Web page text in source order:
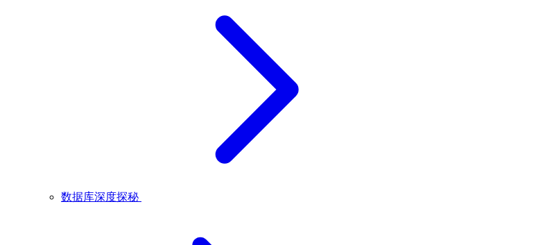
数据库深度探秘